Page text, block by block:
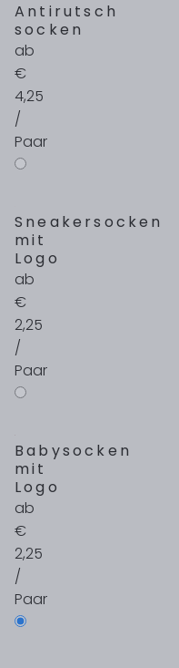
Antirutsch
socken
ab
€
4,25
/
Paar
Sneakersocken
mit
Logo
ab
€
2,25
/
Paar
Babysocken
mit
Logo
ab
€
2,25
/
Paar